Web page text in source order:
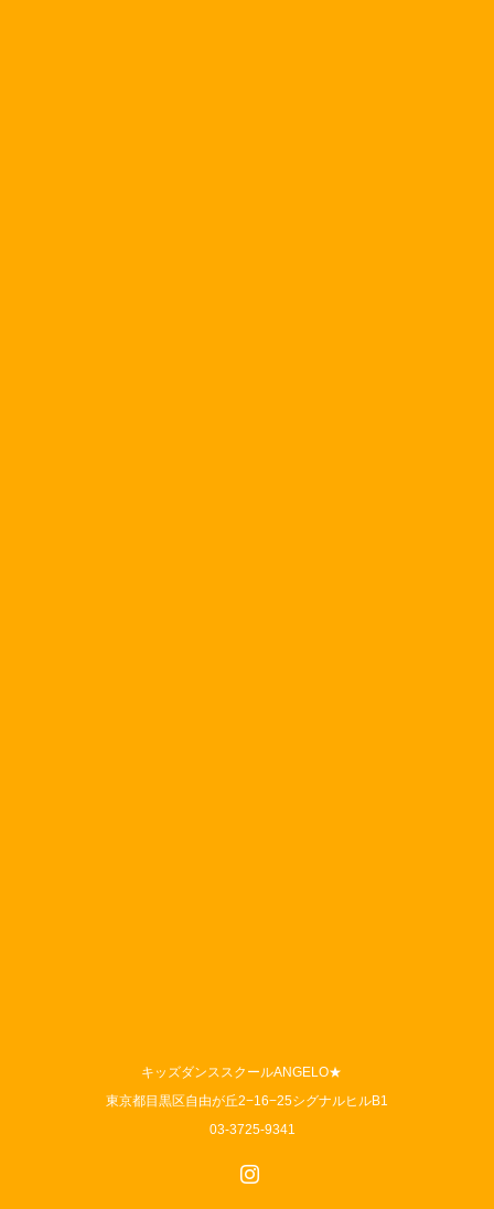
キッズダンススクールANGELO★
東京都目黒区自由が丘2−16−25シグナルヒルB1
03-3725-9341